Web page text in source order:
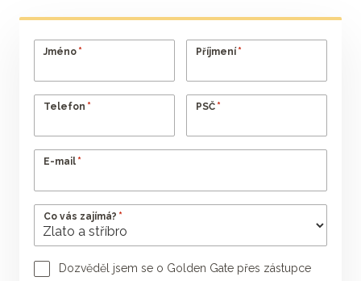
Jméno * Příjmení *
Telefon * PSČ *
E-mail *
Co vás zajímá? *
Dozvěděl jsem se o Golden Gate přes zástupce
Jméno poradce Příjmení poradce